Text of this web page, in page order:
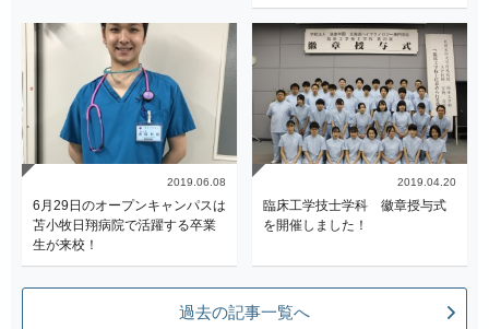
2019.06.08
6月29日のオープンキャンパスは
苫小牧日翔病院で活躍する卒業
生が来校！
2019.04.20
臨床工学技士学科 徽章授与式
を開催しました！
過去の記事一覧へ